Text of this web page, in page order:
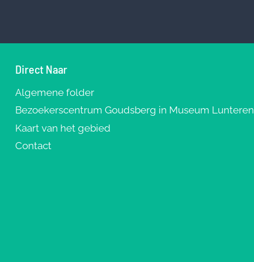
Direct Naar
Algemene folder
Bezoekerscentrum Goudsberg in Museum Lunteren
Kaart van het gebied
Contact